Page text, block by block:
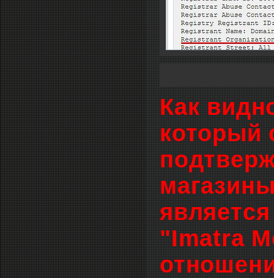
Как
который
"Imatra